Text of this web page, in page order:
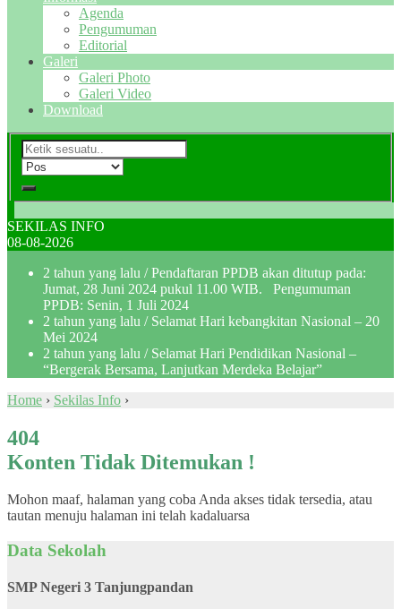
Agenda
Pengumuman
Editorial
Galeri
Galeri Photo
Galeri Video
Download
SEKILAS INFO
08-08-2026
2 tahun yang lalu / Pendaftaran PPDB akan ditutup pada:
Jumat, 28 Juni 2024 pukul 11.00 WIB. Pengumuman
PPDB: Senin, 1 Juli 2024
2 tahun yang lalu / Selamat Hari kebangkitan Nasional – 20
Mei 2024
2 tahun yang lalu / Selamat Hari Pendidikan Nasional –
“Bergerak Bersama, Lanjutkan Merdeka Belajar”
Home › Sekilas Info ›
404
Konten Tidak Ditemukan !
Mohon maaf, halaman yang coba Anda akses tidak tersedia, atau
tautan menuju halaman ini telah kadaluarsa
Data Sekolah
SMP Negeri 3 Tanjungpandan